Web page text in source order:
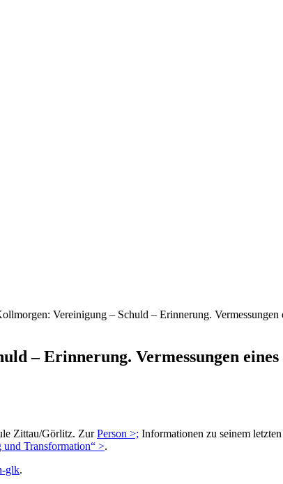
Vereinigung – Schuld – Erinnerung.
– Erinnerung. Vermessungen
Zittau/Görlitz. ZurPerson >; Informationen zu seinem
und Transformation“ >.
glk.